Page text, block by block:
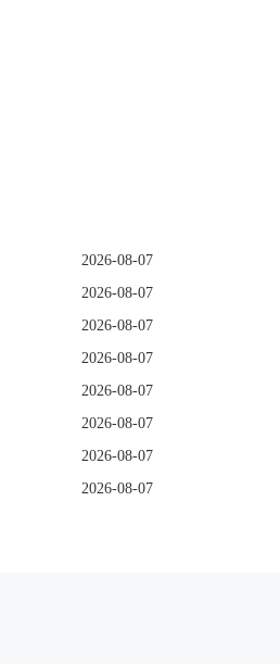
2026-08-07
2026-08-07
2026-08-07
2026-08-07
2026-08-07
2026-08-07
2026-08-07
2026-08-07